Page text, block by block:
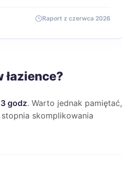
Raport z czerwca 2026
godz. Warto jednak pamiętać,
skomplikowania